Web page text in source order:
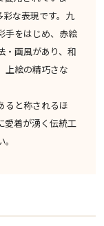
な表現です。九
手をはじめ、赤絵
・画風があり、和
上絵の精巧さな
ると称されるほ
愛着が湧く伝統工